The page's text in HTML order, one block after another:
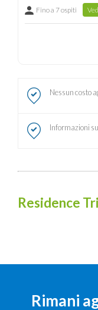
Fino a 7 ospiti
Nessun costo
Informazioni
Residence
Rimani